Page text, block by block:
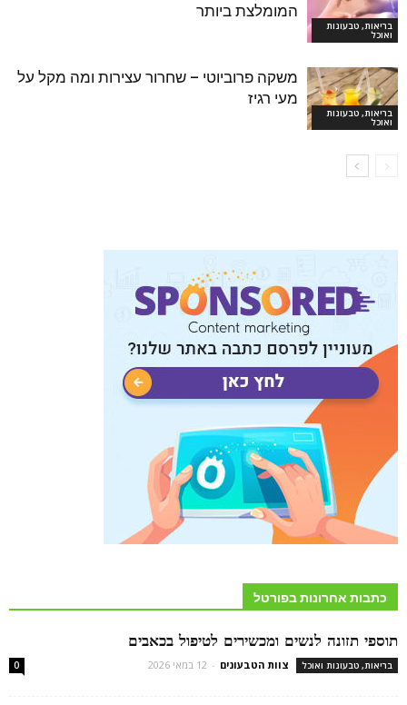
בריאות, טבעונות
ואוכל
המומלצת ביותר
בריאות, טבעונות
ואוכל
משקה פרוביוטי – שחרור עצירות ומה מקל על
מעי רגיז
כתבות אחרונות בפורטל
תוספי תזונה לנשים ומכשירים לטיפול בכאבים
בריאות, טבעונות ואוכל צוות הטבעונים - 12 במאי 2026 0